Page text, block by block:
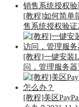
[教程]如何简单
售系统授权验证
[教程]一键安装
问，管理服务
[教程]美区